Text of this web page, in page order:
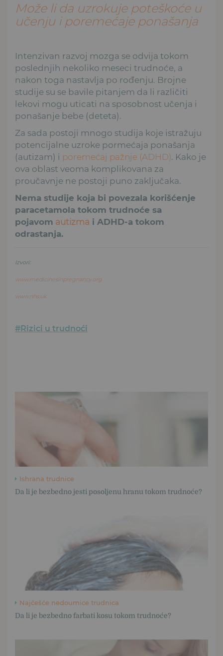
Može li da uzrokuje poteškoće u
učenju i poremećaje ponašanja
Intenzivan razvoj mozga se odvija tokom
poslednjih nekoliko meseci trudnoće, a
nakon toga nastavlja po rođenju. Brojne
studije su se bavile pitanjem da li različiti
lekovi mogu uticati na sposobnost učenja i
ponašanje bebe (deteta).
Za sada postoji mnogo studija koje istražuju
potencijalne uzroke pormećaja ponašanja
(autizam) i poremećaj pažnje (ADHD). Kako je
ova oblast veoma komplikovana za
proučavnje ne postoji puno zaključaka.
Nema studije koja bi povezala korišćenje
paracetamola tokom trudnoće sa
pojavom autizma i ADHD-a tokom
odrastanja.
Izvori:
www.medicinesinpregnancy.org
www.nhs.uk
#Rizici u trudnoći
Ishrana trudnice
Da li je bezbedno jesti posoljenu hranu tokom trudnoće?
Najčešće nedoumice trudnica
Da li je bezbedno farbati kosu tokom trudnoće?